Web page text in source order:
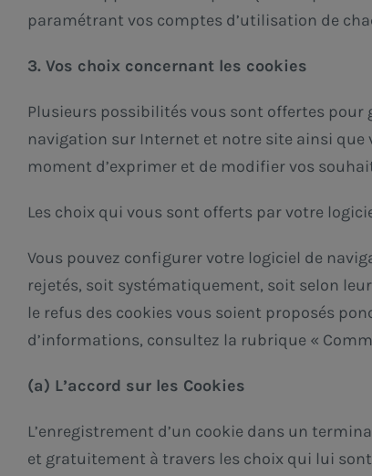
paramétrant vos comptes d’utilisation de
3. Vos choix concernant les cookies
Plusieurs possibilités vous sont offertes pour
navigation sur Internet et notre site ainsi que
moment d’exprimer et de modifier vos
Les choix qui vous sont offerts par votre
Vous pouvez configurer votre logiciel de
rejetés, soit systématiquement, soit selon
le refus des cookies vous soient proposés
d’informations, consultez la rubrique «
(a) L’accord sur les Cookies
L’enregistrement d’un cookie dans un
et gratuitement à travers les choix qui lui